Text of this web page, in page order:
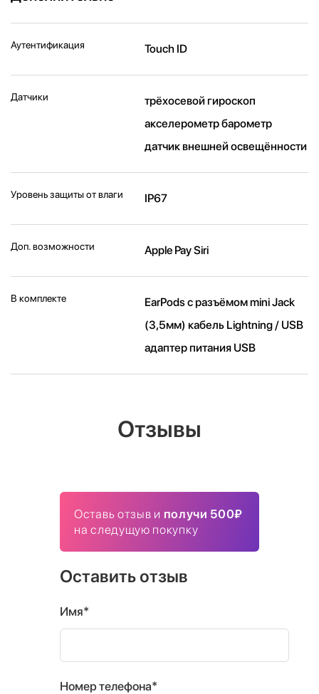
Аутентификация Touch ID
Датчики
трёхосевой гироскоп
акселерометр барометр
датчик внешней освещённости
Уровень защиты от влаги IP67
Доп. возможности Apple Pay Siri
В комплекте
EarPods с разъёмом mini Jack
(3,5мм) кабель Lightning / USB
адаптер питания USB
Отзывы
Оставь отзыв и получи 500₽
на следущую покупку
Оставить отзыв
Имя*
Номер телефона*